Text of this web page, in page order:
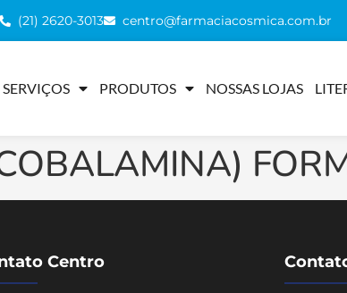
(21) 2620-3013 centro@farmaciacosmica.com.br
SERVIÇOS PRODUTOS NOSSAS LOJAS
Centro